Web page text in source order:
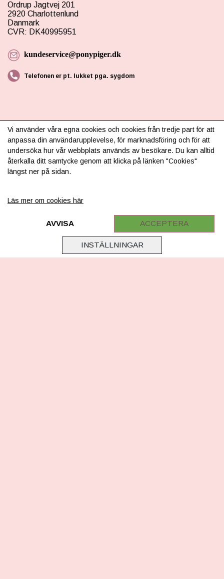
Ordrup Jagtvej 201
2920 Charlottenlund
Danmark
CVR: DK40995951
kundeservice@ponypiger.dk
Telefonen er pt. lukket pga. sygdom
INFORMATION
Om os
FAQ
Virksomhedsoplysninger
Vi använder våra egna cookies och cookies från tredje part för att
anpassa din användarupplevelse, för marknadsföring och för att
undersöka hur vår webbplats används av besökare. Du kan alltid
återkalla ditt samtycke genom att klicka på länken "Cookies"
längst ner på sidan.
Läs mer om cookies här
INSTÄLLNINGAR
AVVISA ACCEPTERA